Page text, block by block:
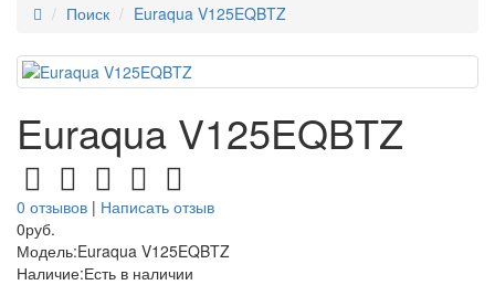
Поиск Euraqua V125EQBTZ
Euraqua V125EQBTZ
0 отзывов | Написать отзыв
0руб.
Модель:Euraqua V125EQBTZ
Наличие:Есть в наличии